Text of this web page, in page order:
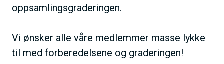
oppsamlingsgraderingen.
Vi ønsker alle våre medlemmer masse lykke
til med forberedelsene og graderingen!